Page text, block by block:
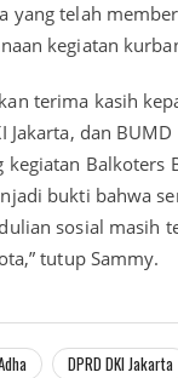
yang telah
kegiatan
terima kasih
Jakarta, dan
kegiatan Balkoters
bukti bahwa
sosial masih
tutup Sammy.
DPRD DKI Jakarta